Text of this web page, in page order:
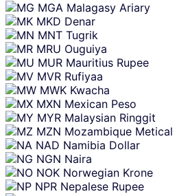
MGA Malagasy Ariary
MKD Denar
MNT Tugrik
MRU Ouguiya
MUR Mauritius Rupee
MVR Rufiyaa
MWK Kwacha
MXN Mexican Peso
MYR Malaysian Ringgit
MZN Mozambique Metical
NAD Namibia Dollar
NGN Naira
NOK Norwegian Krone
NPR Nepalese Rupee